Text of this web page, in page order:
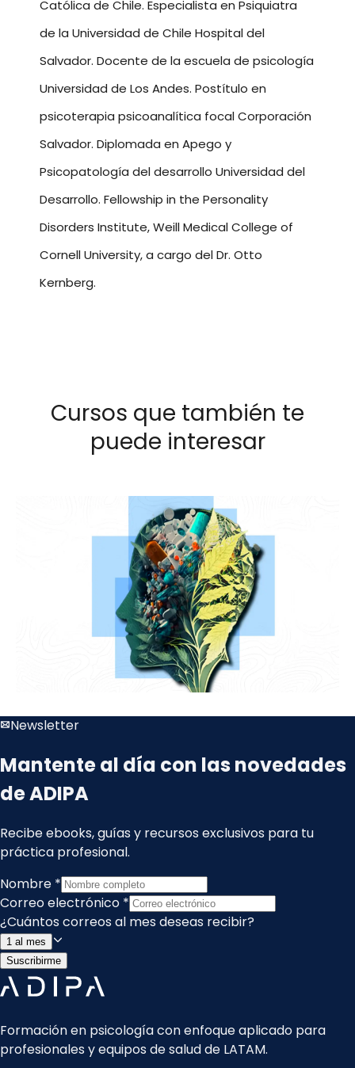
Católica de Chile. Especialista en Psiquiatra
de la Universidad de Chile Hospital del
Salvador. Docente de la escuela de psicología
Universidad de Los Andes. Postítulo en
psicoterapia psicoanalítica focal Corporación
Salvador. Diplomada en Apego y
Psicopatología del desarrollo Universidad del
Desarrollo. Fellowship in the Personality
Disorders Institute, Weill Medical College of
Cornell University, a cargo del Dr. Otto
Kernberg.
Cursos que también te
puede interesar